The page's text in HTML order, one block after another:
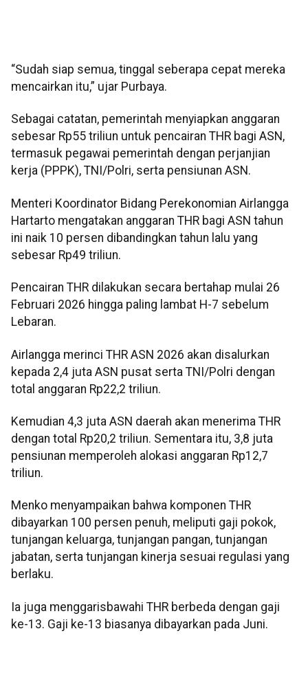
“Sudah siap semua, tinggal seberapa cepat mereka
mencairkan itu,” ujar Purbaya.
Sebagai catatan, pemerintah menyiapkan anggaran
sebesar Rp55 triliun untuk pencairan THR bagi ASN,
termasuk pegawai pemerintah dengan perjanjian
kerja (PPPK), TNI/Polri, serta pensiunan ASN.
Menteri Koordinator Bidang Perekonomian Airlangga
Hartarto mengatakan anggaran THR bagi ASN tahun
ini naik 10 persen dibandingkan tahun lalu yang
sebesar Rp49 triliun.
Pencairan THR dilakukan secara bertahap mulai 26
Februari 2026 hingga paling lambat H-7 sebelum
Lebaran.
Airlangga merinci THR ASN 2026 akan disalurkan
kepada 2,4 juta ASN pusat serta TNI/Polri dengan
total anggaran Rp22,2 triliun.
Kemudian 4,3 juta ASN daerah akan menerima THR
dengan total Rp20,2 triliun. Sementara itu, 3,8 juta
pensiunan memperoleh alokasi anggaran Rp12,7
triliun.
Menko menyampaikan bahwa komponen THR
dibayarkan 100 persen penuh, meliputi gaji pokok,
tunjangan keluarga, tunjangan pangan, tunjangan
jabatan, serta tunjangan kinerja sesuai regulasi yang
berlaku.
Ia juga menggarisbawahi THR berbeda dengan gaji
ke-13. Gaji ke-13 biasanya dibayarkan pada Juni.